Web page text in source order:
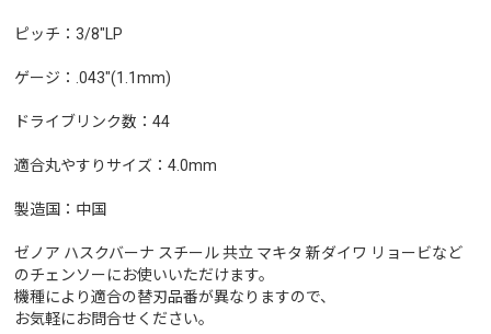
ピッチ：3/8"LP
ゲージ：.043"(1.1mm)
ドライブリンク数：44
適合丸やすりサイズ：4.0mm
製造国：中国
ゼノア ハスクバーナ スチール 共立 マキタ 新ダイワ リョービなど
のチェンソーにお使いいただけます。
機種により適合の替刃品番が異なりますので、
お気軽にお問合せください。